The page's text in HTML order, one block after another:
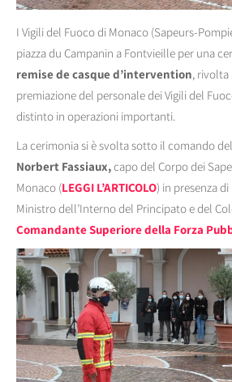
I Vigili del Fuoco di Monaco (Sapeurs-
piazza du Campanin a Fontvieille per una
remise de casque d’intervention, rivolta
premiazione del personale dei Vigili del
distinto in operazioni importanti.
La cerimonia si è svolta sotto il comando
Norbert Fassiaux,capo del Corpo dei
Monaco (LEGGI L’ARTICOLO) in presenza di
Ministro dell’Interno del Principato e del
Comandante Superiore della Forza